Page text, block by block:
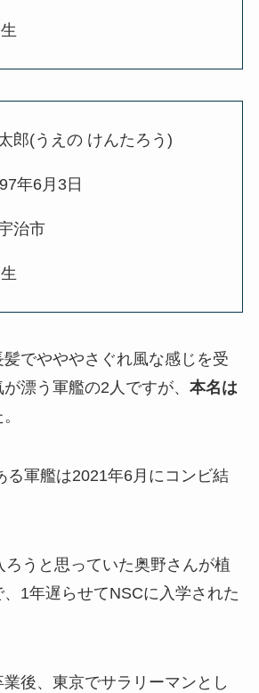
郎(うえの けんたろう)
年6月3日
治市
でやややさぐれ風な感じを受
漂う軍艦の2人ですが、 本名は
る軍艦は2021年6月にコンビ結
ろうと思っていた奥野さんが植
1年遅らせてNSCに入学された
後、東京でサラリーマンとし